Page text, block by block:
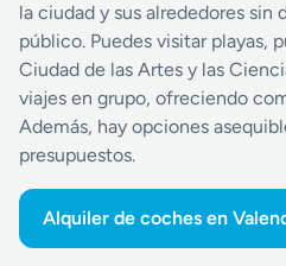
la ciudad y sus alrededores sin
público. Puedes visitar playas,
Ciudad de las Artes y las
viajes en grupo, ofreciendo
Además, hay opciones
presupuestos.
Alquiler de coches en